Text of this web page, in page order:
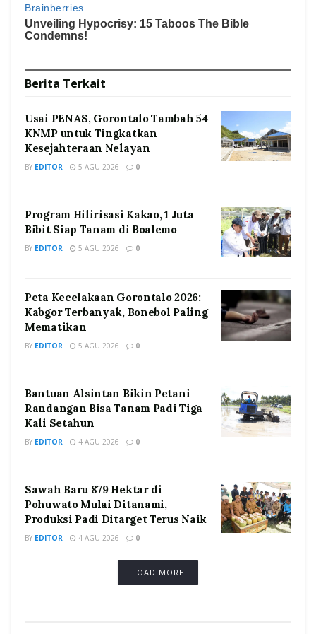
Berita Terkait
Usai PENAS, Gorontalo Tambah 54
KNMP untuk Tingkatkan
Kesejahteraan Nelayan
BY EDITOR 5 AGU 2026 0
Program Hilirisasi Kakao, 1 Juta
Bibit Siap Tanam di Boalemo
BY EDITOR 5 AGU 2026 0
Peta Kecelakaan Gorontalo 2026:
Kabgor Terbanyak, Bonebol Paling
Mematikan
BY EDITOR 5 AGU 2026 0
Bantuan Alsintan Bikin Petani
Randangan Bisa Tanam Padi Tiga
Kali Setahun
BY EDITOR 4 AGU 2026 0
Sawah Baru 879 Hektar di
Pohuwato Mulai Ditanami,
Produksi Padi Ditarget Terus Naik
BY EDITOR 4 AGU 2026 0
LOAD MORE